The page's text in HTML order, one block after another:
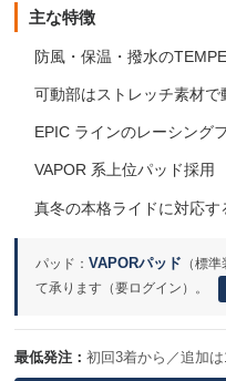
主な特徴
防風・保温・撥水の
可動部はストレッチ素材で
EPIC ラインのレーシング
VAPOR 系上位パッド採用
真冬の本格ライドに対応
パッド： VAPORパッド （標
て承ります（要ログイン）。
最低発注： 初回3着から／追加